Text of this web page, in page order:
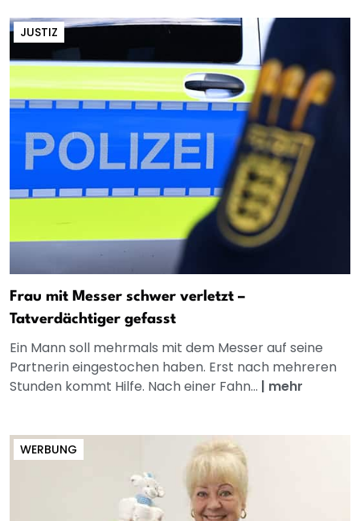
JUSTIZ
Frau mit Messer schwer verletzt –
Tatverdächtiger gefasst
Ein Mann soll mehrmals mit dem Messer auf seine
Partnerin eingestochen haben. Erst nach mehreren
Stunden kommt Hilfe. Nach einer Fahn... | mehr
WERBUNG